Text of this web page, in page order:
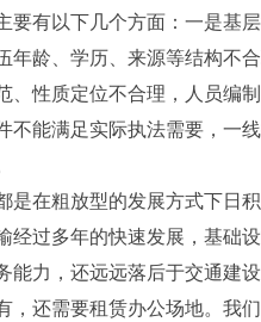
有以下几个方面：一是基
龄、学历、来源等结构不
性质定位不合理，人员编
能满足实际执法需要，一
在粗放型的发展方式下日
过多年的快速发展，基础
力，还远远落后于交通建
还需要租赁办公场地。我